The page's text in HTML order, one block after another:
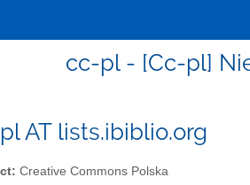
cc-pl - [Cc-pl]
AT lists.ibiblio.org
Creative Commons Polska